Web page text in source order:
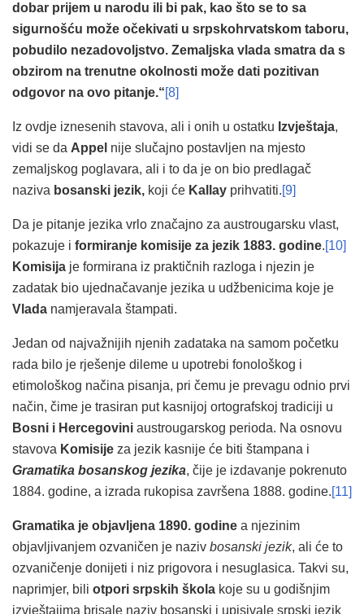
dobar prijem u narodu ili bi pak, kao što se to sa
sigurnošću može očekivati u srpskohrvatskom taboru,
pobudilo nezadovoljstvo. Zemaljska vlada smatra da s
obzirom na trenutne okolnosti može dati pozitivan
odgovor na ovo pitanje.“[8]
Iz ovdje iznesenih stavova, ali i onih u ostatku Izvještaja,
vidi se da Appel nije slučajno postavljen na mjesto
zemaljskog poglavara, ali i to da je on bio predlagač
naziva bosanski jezik, koji će Kallay prihvatiti.[9]
Da je pitanje jezika vrlo značajno za austrougarsku vlast,
pokazuje i formiranje komisije za jezik 1883. godine.[10]
Komisija je formirana iz praktičnih razloga i njezin je
zadatak bio ujednačavanje jezika u udžbenicima koje je
Vlada namjeravala štampati.
Jedan od najvažnijih njenih zadataka na samom početku
rada bilo je rješenje dileme u upotrebi fonološkog i
etimološkog načina pisanja, pri čemu je prevagu odnio prvi
način, čime je trasiran put kasnijoj ortografskoj tradiciji u
Bosni i Hercegovini austrougarskog perioda. Na osnovu
stavova Komisije za jezik kasnije će biti štampana i
Gramatika bosanskog jezika, čije je izdavanje pokrenuto
1884. godine, a izrada rukopisa završena 1888. godine.[11]
Gramatika je objavljena 1890. godine a njezinim
objavljivanjem ozvaničen je naziv bosanski jezik, ali će to
ozvaničenje donijeti i niz prigovora i nesuglasica. Takvi su,
naprimjer, bili otpori srpskih škola koje su u godišnjim
izvještajima brisale naziv bosanski i upisivale srpski jezik